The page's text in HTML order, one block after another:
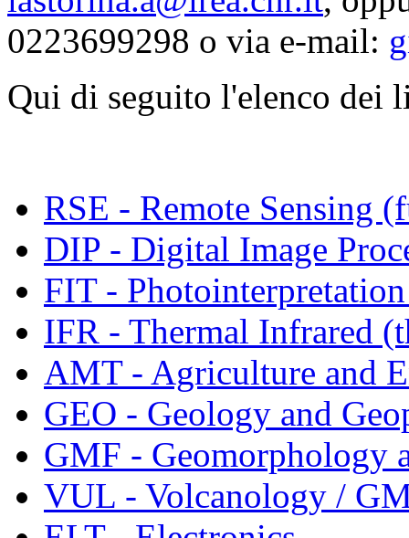
0223699298 o via e-mail:
Qui di seguito l'elenco dei
RSE - Remote Sensing
DIP - Digital Image
FIT -
IFR - Thermal Infrared
AMT - Agriculture and
GEO - Geology and
GMF - Geomorphology
VUL - Volcanology /